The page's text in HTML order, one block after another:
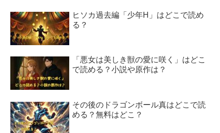
ヒソカ過去編「少年H」はどこで読め
る？
「悪女は美しき獣の愛に咲く」はどこ
で読める？小説や原作は？
その後のドラゴンボール真はどこで読
める？無料はどこ？